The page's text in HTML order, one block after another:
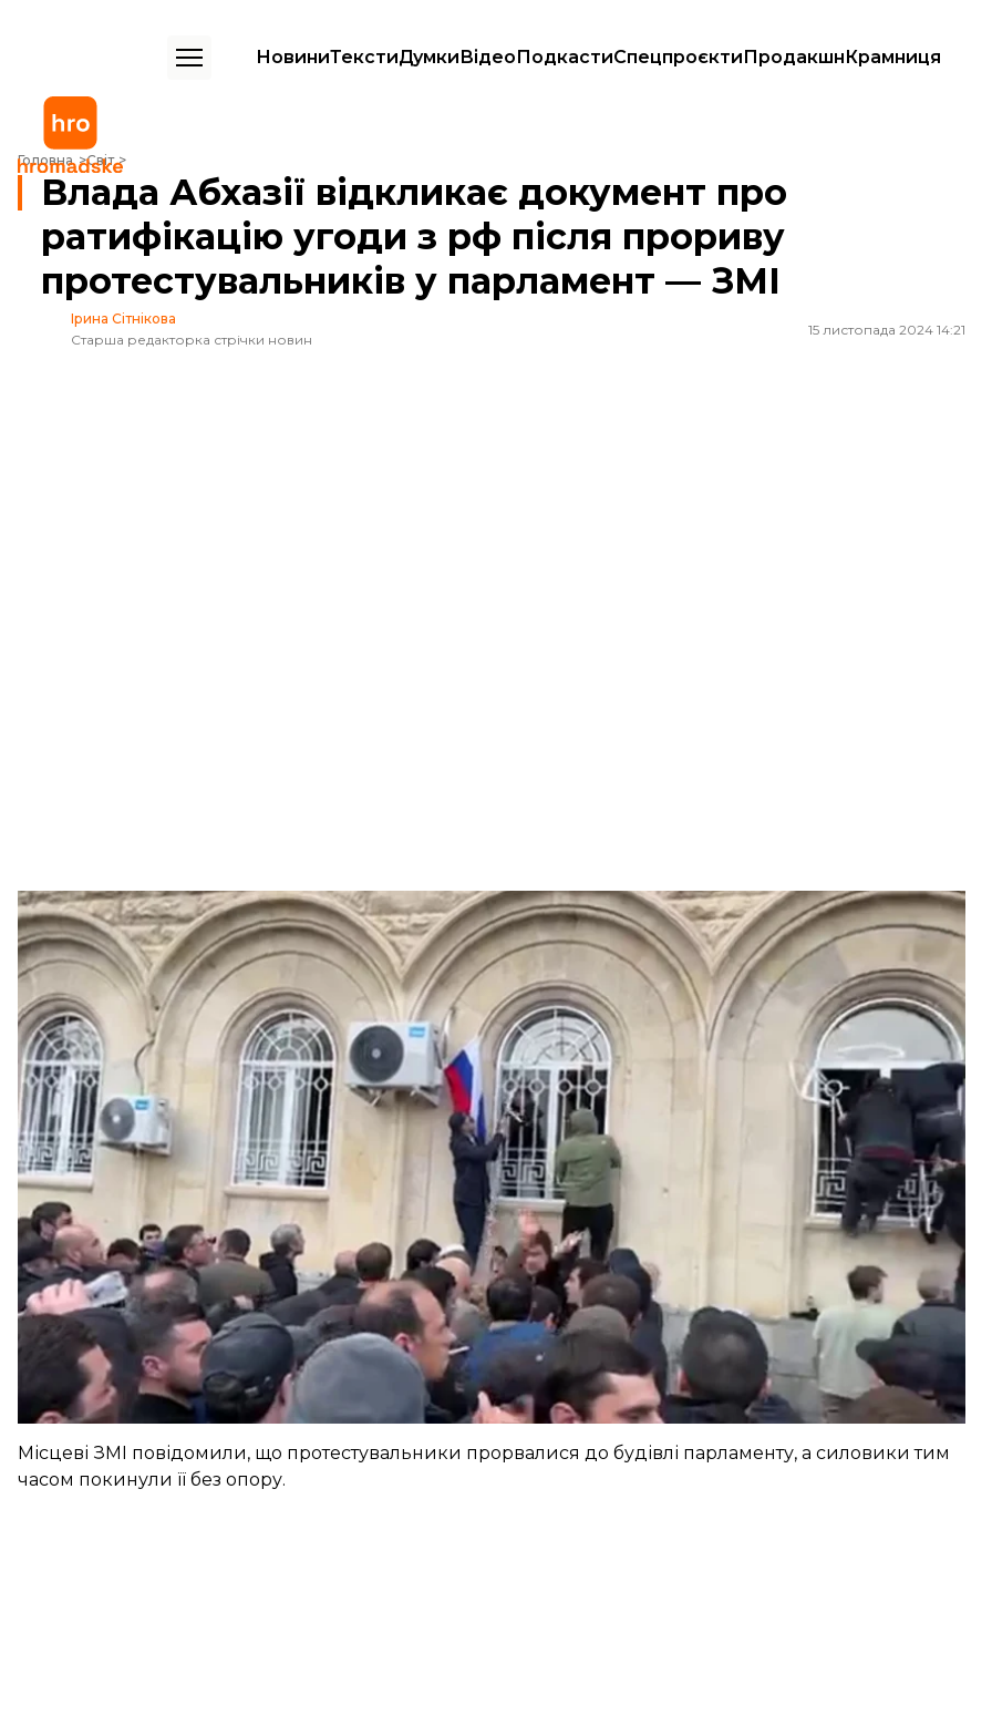
НовиниТекстиДумкиВідеоПодкастиСпецпроєктиПродакшнКрамниця
Головна Світ
Влада Абхазії відкликає документ про ратифікацію угоди з рф після прориву протестувальників у парламент — ЗМІ
Влада Абхазії відкликає документ про
ратифікацію угоди з рф після прориву
протестувальників у парламент — ЗМІ
Ірина Сітнікова
Старша редакторка стрічки новин
15 листопада 2024 14:21
Протестувальники в самопроголошеній республіці Абхазія прорвалися до будівлі парламенту,
вимагаючи скасувати ратифікацію угоди, що дала б російському бізнесу безпрецедентні пільги
в регіоні. За даними ЗМІ, влада зрештою вирішила відкликати документ.
Про це
пишеросійське агентство ТАСС із посиланням на адміністрацію «президента» Абхазії.
Місцеві ЗМІ повідомили, що протестувальники прорвалися до будівлі парламенту, а силовики тим
часом покинули її без опору.